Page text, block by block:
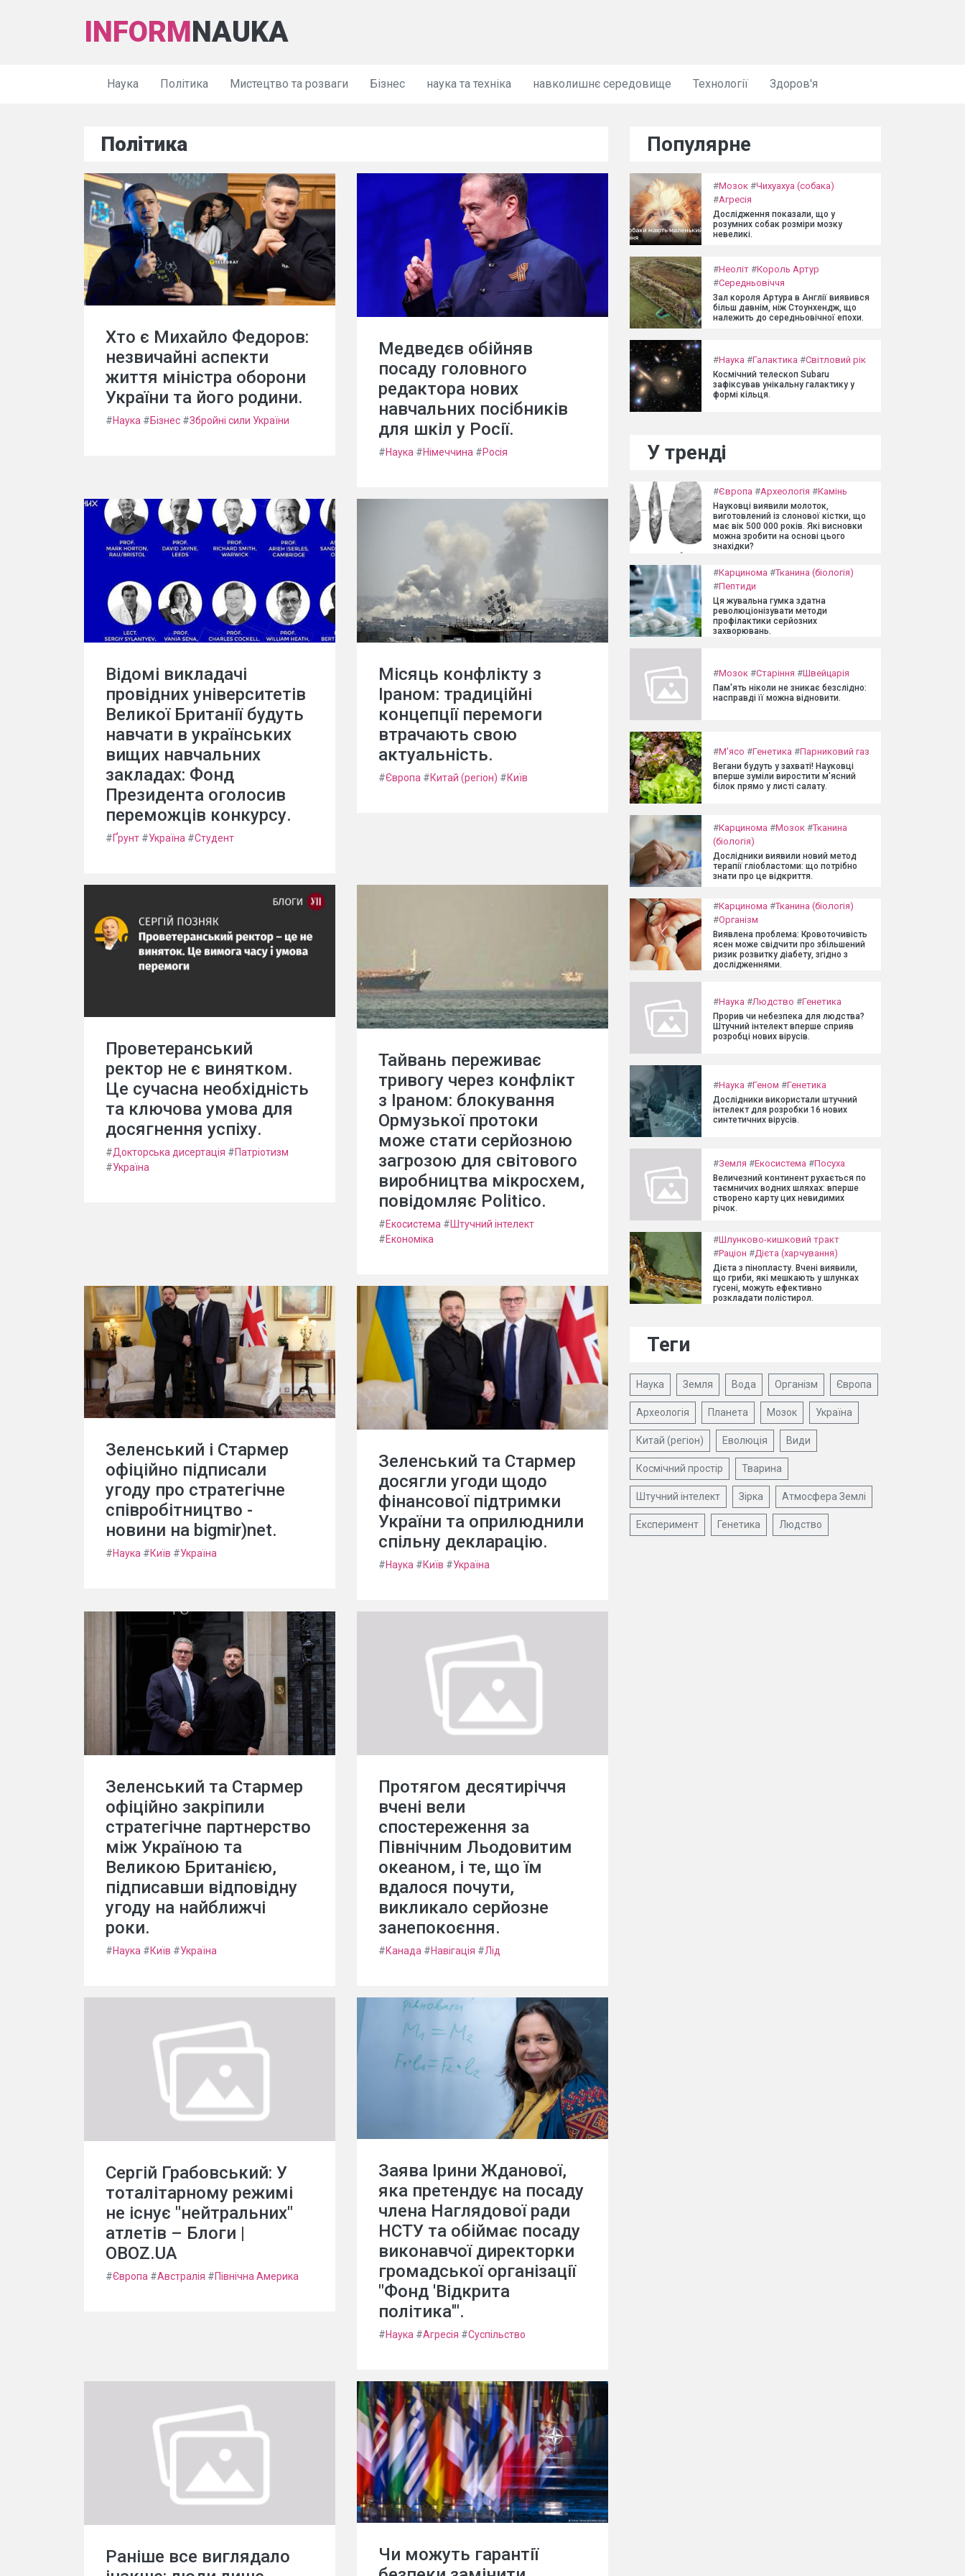
INFORMNAUKA
Наука Політика Мистецтво та розваги Бізнес наука та техніка навколишнє середовище Технології Здоров'я
Політика
Хто є Михайло Федоров:
незвичайні аспекти
життя міністра оборони
України та його родини.
#Наука #Бізнес #Збройні сили України
Медведєв обійняв
посаду головного
редактора нових
навчальних посібників
для шкіл у Росії.
#Наука #Німеччина #Росія
Відомі викладачі
провідних університетів
Великої Британії будуть
навчати в українських
вищих навчальних
закладах: Фонд
Президента оголосив
переможців конкурсу.
#Ґрунт #Україна #Студент
Місяць конфлікту з
Іраном: традиційні
концепції перемоги
втрачають свою
актуальність.
#Європа #Китай (регіон) #Київ
Проветеранський
ректор не є винятком.
Це сучасна необхідність
та ключова умова для
досягнення успіху.
#Докторська дисертація #Патріотизм
#Україна
Тайвань переживає
тривогу через конфлікт
з Іраном: блокування
Ормузької протоки
може стати серйозною
загрозою для світового
виробництва мікросхем,
повідомляє Politico.
#Екосистема #Штучний інтелект
#Економіка
Зеленський і Стармер
офіційно підписали
угоду про стратегічне
співробітництво -
новини на bigmir)net.
#Наука #Київ #Україна
Зеленський та Стармер
досягли угоди щодо
фінансової підтримки
України та оприлюднили
спільну декларацію.
#Наука #Київ #Україна
Зеленський та Стармер
офіційно закріпили
стратегічне партнерство
між Україною та
Великою Британією,
підписавши відповідну
угоду на найближчі
роки.
#Наука #Київ #Україна
Протягом десятиріччя
вчені вели
спостереження за
Північним Льодовитим
океаном, і те, що їм
вдалося почути,
викликало серйозне
занепокоєння.
#Канада #Навігація #Лід
Сергій Грабовський: У
тоталітарному режимі
не існує "нейтральних"
атлетів – Блоги |
OBOZ.UA
#Європа #Австралія #Північна Америка
Заява Ірини Жданової,
яка претендує на посаду
члена Наглядової ради
НСТУ та обіймає посаду
виконавчої директорки
громадської організації
"Фонд 'Відкрита
політика'".
#Наука #Агресія #Суспільство
Раніше все виглядало
Чи можуть гарантії
Популярне
#Мозок #Чихуахуа (собака)
#Агресія
Дослідження показали, що у
розумних собак розміри мозку
невеликі.
#Неоліт #Король Артур
#Середньовіччя
Зал короля Артура в Англії виявився
більш давнім, ніж Стоунхендж, що
належить до середньовічної епохи.
#Наука #Галактика #Світловий рік
Космічний телескоп Subaru
зафіксував унікальну галактику у
формі кільця.
У тренді
#Європа #Археологія #Камінь
Науковці виявили молоток,
виготовлений із слонової кістки, що
має вік 500 000 років. Які висновки
можна зробити на основі цього
знахідки?
#Карцинома #Тканина (біологія)
#Пептиди
Ця жувальна гумка здатна
революціонізувати методи
профілактики серйозних
захворювань.
#Мозок #Старіння #Швейцарія
Пам'ять ніколи не зникає безслідно:
насправді її можна відновити.
#М'ясо #Генетика #Парниковий газ
Вегани будуть у захваті! Науковці
вперше зуміли виростити м'ясний
білок прямо у листі салату.
#Карцинома #Мозок #Тканина
(біологія)
Дослідники виявили новий метод
терапії гліобластоми: що потрібно
знати про це відкриття.
#Карцинома #Тканина (біологія)
#Організм
Виявлена проблема: Кровоточивість
ясен може свідчити про збільшений
ризик розвитку діабету, згідно з
дослідженнями.
#Наука #Людство #Генетика
Прорив чи небезпека для людства?
Штучний інтелект вперше сприяв
розробці нових вірусів.
#Наука #Геном #Генетика
Дослідники використали штучний
інтелект для розробки 16 нових
синтетичних вірусів.
#Земля #Екосистема #Посуха
Величезний континент рухається по
таємничих водних шляхах: вперше
створено карту цих невидимих
річок.
#Шлунково-кишковий тракт
#Раціон #Дієта (харчування)
Дієта з пінопласту. Вчені виявили,
що гриби, які мешкають у шлунках
гусені, можуть ефективно
розкладати полістирол.
Теги
Наука Земля Вода Організм Європа
Археологія Планета Мозок Україна
Китай (регіон) Еволюція Види
Космічний простір Тварина
Штучний інтелект Зірка Атмосфера Землі
Експеримент Генетика Людство